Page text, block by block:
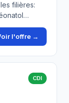
filières:
l'offre →
CDI